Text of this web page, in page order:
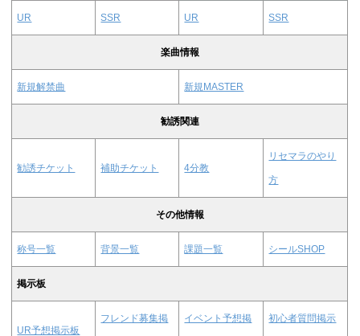
UR SSR UR SSR
楽曲情報
新規解禁曲 新規MASTER
勧誘関連
勧誘チケット 補助チケット 4分教
リセマラのやり
方
その他情報
称号一覧 背景一覧 課題一覧 シールSHOP
掲示板
UR予想掲示板
フレンド募集掲 イベント予想掲 初心者質問掲示